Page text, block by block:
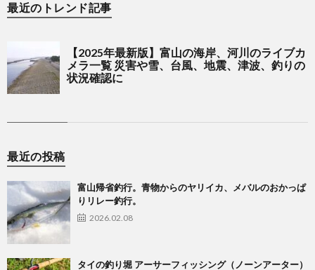
最近のトレンド記事
最近の投稿
富山帰省釣行。青物からのヤリイカ、メバルのおかっぱ
りリレー釣行。
2026.02.08
タイの釣り堀 アーサーフィッシング（ノーンアーター）